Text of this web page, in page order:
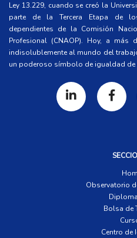
Ley 13.229, cuando se creó la
parte de la Tercera Etapa de
dependientes de la Comisión
Profesional (CNAOP). Hoy, a
indisolublemente al mundo del
un poderoso símbolo de igualdad
Observatorio
Bolsa de
Centro de